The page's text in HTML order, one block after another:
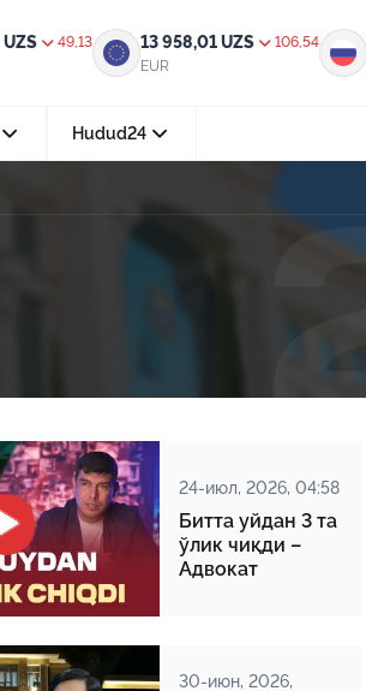
UZS
49,13
13 958,01UZS
106,54
EUR
Hudud24
Тошкент ш.
05-август 2026, 04:36
15-июл 2026, 05:11
Ҳуқуқий билимларни интерактив
форматда ўрганиш имконияти
29-июн 2026, 10:29
Халқ билан очиқ мулоқот — инсон
манфаатларига хизмат қилувчи
25-июн 2026, 11:04
24-июл, 2026, 04:58
Битта уйдан 3 та
ўлик чиқди –
Адвокат
30-июн, 2026,